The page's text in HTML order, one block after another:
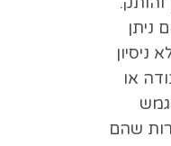
ניתן
ניסיון
או
שהם